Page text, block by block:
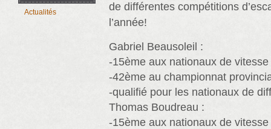
Actualités
de différentes compétitions
l’année!
Gabriel Beausoleil :
-15ème aux nationaux de vitesse
-42ème au championnat
-qualifié pour les nationaux de
Thomas Boudreau :
-15ème aux nationaux de vitesse